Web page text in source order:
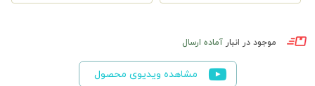
موجود در انبار آماده ارسال
مشاهده ویدیوی محصول